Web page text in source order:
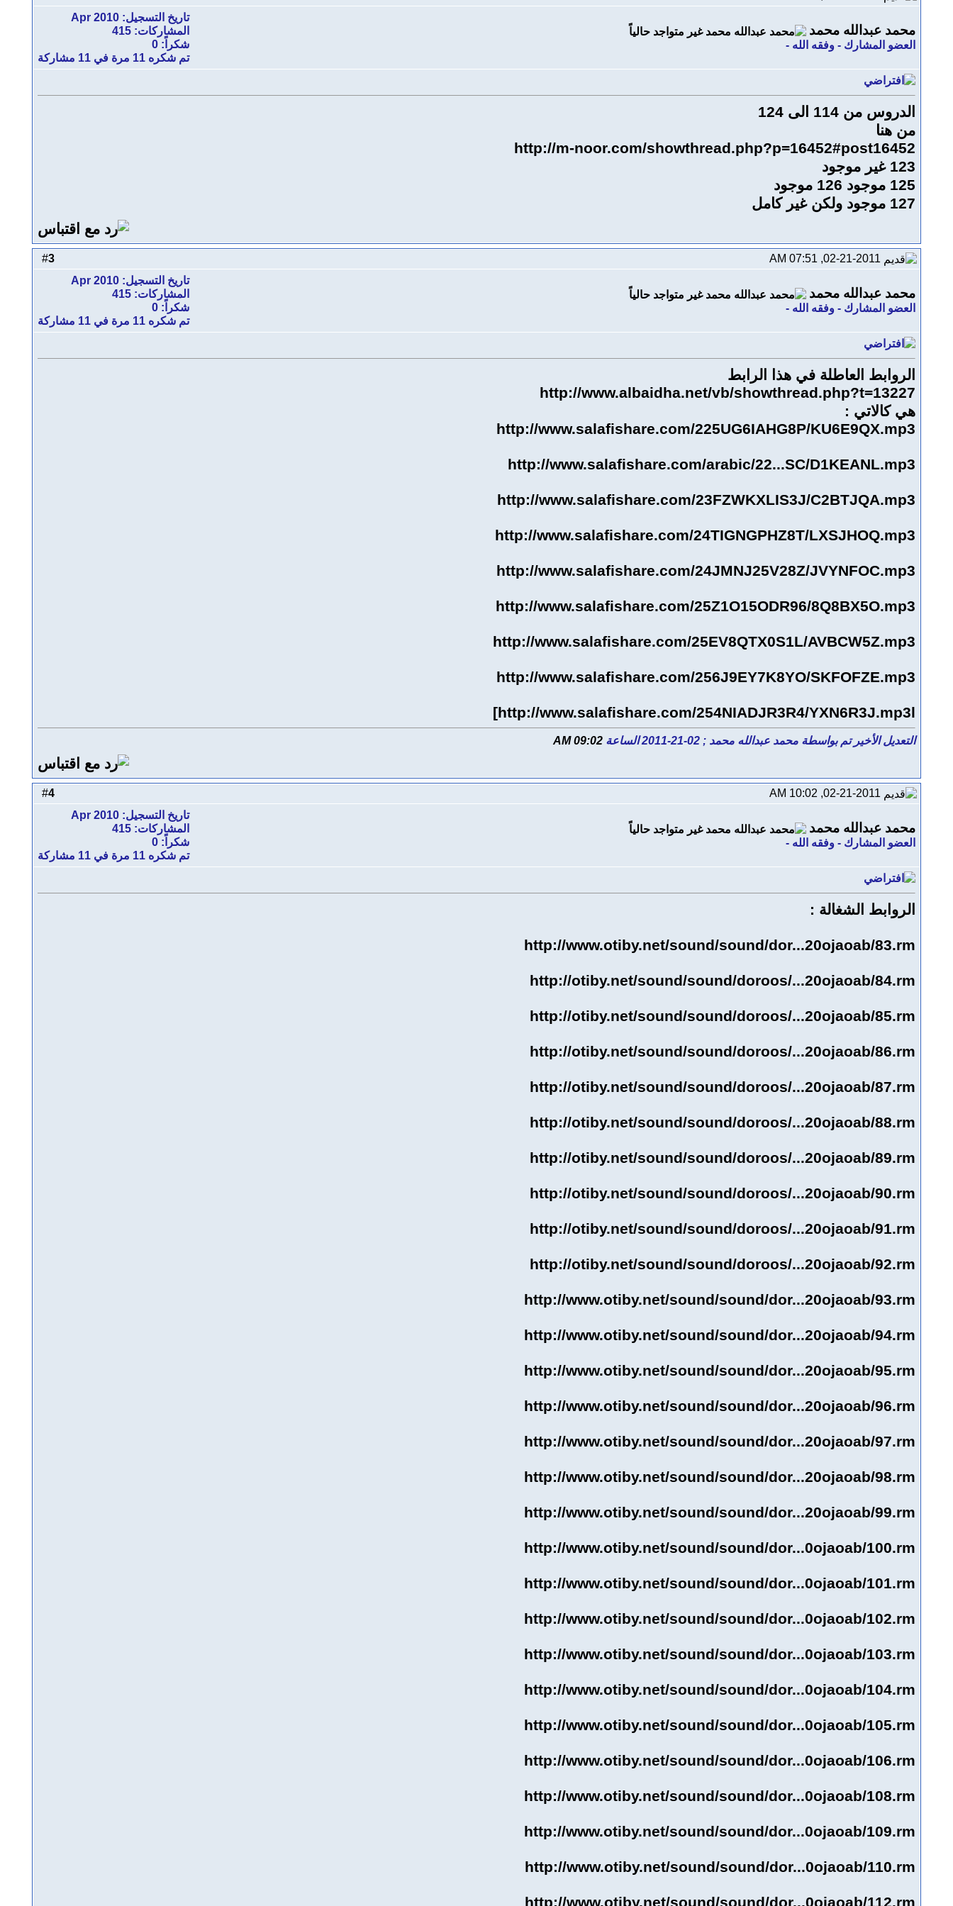
محمد عبدالله محمد
العضو المشارك - وفقه الله -
تاريخ التسجيل: Apr 2010
المشاركات: 415
شكراً: 0
تم شكره 11 مرة في 11 مشاركة
الدروس من 114 الى 124
من هنا
http://m-noor.com/showthread.php?p=16452#post16452
123 غير موجود
125 موجود 126 موجود
127 موجود ولكن غير كامل
3
محمد عبدالله محمد
العضو المشارك - وفقه الله -
تاريخ التسجيل: Apr 2010
المشاركات: 415
شكراً: 0
تم شكره 11 مرة في 11 مشاركة
الروابط العاطلة في هذا الرابط
http://www.albaidha.net/vb/showthread.php?t=13227
هي كالاتي :
http://www.salafishare.com/225UG6IAHG8P/KU6E9QX.mp3
http://www.salafishare.com/arabic/22...SC/D1KEANL.mp3
http://www.salafishare.com/23FZWKXLIS3J/C2BTJQA.mp3
http://www.salafishare.com/24TIGNGPHZ8T/LXSJHOQ.mp3
http://www.salafishare.com/24JMNJ25V28Z/JVYNFOC.mp3
http://www.salafishare.com/25Z1O15ODR96/8Q8BX5O.mp3
http://www.salafishare.com/25EV8QTX0S1L/AVBCW5Z.mp3
http://www.salafishare.com/256J9EY7K8YO/SKFOFZE.mp3
http://www.salafishare.com/254NIADJR3R4/YXN6R3J.mp3l]
التعديل الأخير تم بواسطة محمد عبدالله محمد ; 02-21-2011 الساعة 09:02 AM
4
محمد عبدالله محمد
العضو المشارك - وفقه الله -
تاريخ التسجيل: Apr 2010
المشاركات: 415
شكراً: 0
تم شكره 11 مرة في 11 مشاركة
الروابط الشغالة :
http://www.otiby.net/sound/sound/dor...20ojaoab/83.rm
http://otiby.net/sound/sound/doroos/...20ojaoab/84.rm
http://otiby.net/sound/sound/doroos/...20ojaoab/85.rm
http://otiby.net/sound/sound/doroos/...20ojaoab/86.rm
http://otiby.net/sound/sound/doroos/...20ojaoab/87.rm
http://otiby.net/sound/sound/doroos/...20ojaoab/88.rm
http://otiby.net/sound/sound/doroos/...20ojaoab/89.rm
http://otiby.net/sound/sound/doroos/...20ojaoab/90.rm
http://otiby.net/sound/sound/doroos/...20ojaoab/91.rm
http://otiby.net/sound/sound/doroos/...20ojaoab/92.rm
http://www.otiby.net/sound/sound/dor...20ojaoab/93.rm
http://www.otiby.net/sound/sound/dor...20ojaoab/94.rm
http://www.otiby.net/sound/sound/dor...20ojaoab/95.rm
http://www.otiby.net/sound/sound/dor...20ojaoab/96.rm
http://www.otiby.net/sound/sound/dor...20ojaoab/97.rm
http://www.otiby.net/sound/sound/dor...20ojaoab/98.rm
http://www.otiby.net/sound/sound/dor...20ojaoab/99.rm
http://www.otiby.net/sound/sound/dor...0ojaoab/100.rm
http://www.otiby.net/sound/sound/dor...0ojaoab/101.rm
http://www.otiby.net/sound/sound/dor...0ojaoab/102.rm
http://www.otiby.net/sound/sound/dor...0ojaoab/103.rm
http://www.otiby.net/sound/sound/dor...0ojaoab/104.rm
http://www.otiby.net/sound/sound/dor...0ojaoab/105.rm
http://www.otiby.net/sound/sound/dor...0ojaoab/106.rm
http://www.otiby.net/sound/sound/dor...0ojaoab/108.rm
http://www.otiby.net/sound/sound/dor...0ojaoab/109.rm
http://www.otiby.net/sound/sound/dor...0ojaoab/110.rm